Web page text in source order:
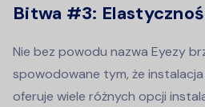
Bitwa #3:
Nie bez powodu nazwa Eyezy
spowodowane tym, że
oferuje wiele różnych opcji